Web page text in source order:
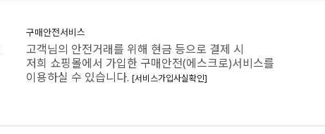
구매안전서비스
고객님의 안전거래를 위해 현금 등으로 결제 시
저희 쇼핑몰에서 가입한 구매안전(에스크로)서비스를
이용하실 수 있습니다. [서비스가입사실확인]